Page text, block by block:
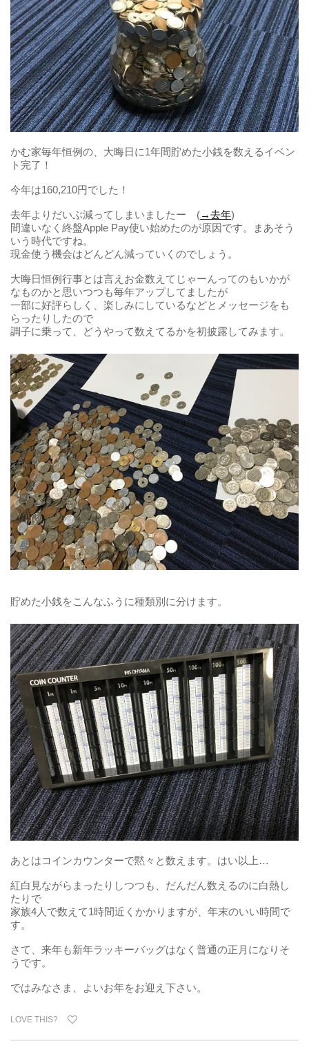
かむ家毎年恒例の、大晦日に1年間貯めた小銭を数えるイベン
ト完了！
今年は160,210円でした！
去年よりだいぶ減ってしまいましたー (→去年)
間違いなく終盤Apple Pay使い始めたのが原因です。まあそう
いう時代ですね。
現金使う機会はどんどん減っていくのでしょう。
大晦日恒例行事とは言えお金数えてじゃーんってのもいかが
なものかと思いつつも毎年アップしてましたが
一部に好評らしく、楽しみにしているなどとメッセージをも
らったりしたので
調子に乗って、どうやって数えてるかを初披露してみます。
貯めた小銭をこんなふうに種類別に分けます。
あとはコインカウンターで黙々と数えます。はい以上…
紅白見ながらまったりしつつも、だんだん数えるのに白熱し
たりで
家族4人で数えて1時間近くかかりますが、年末のいい時間で
す。
さて、来年も新年ラッキーバッグはなく普通の正月になりそ
うです。
ではみなさま、よいお年をお迎え下さい。
LOVE THIS?